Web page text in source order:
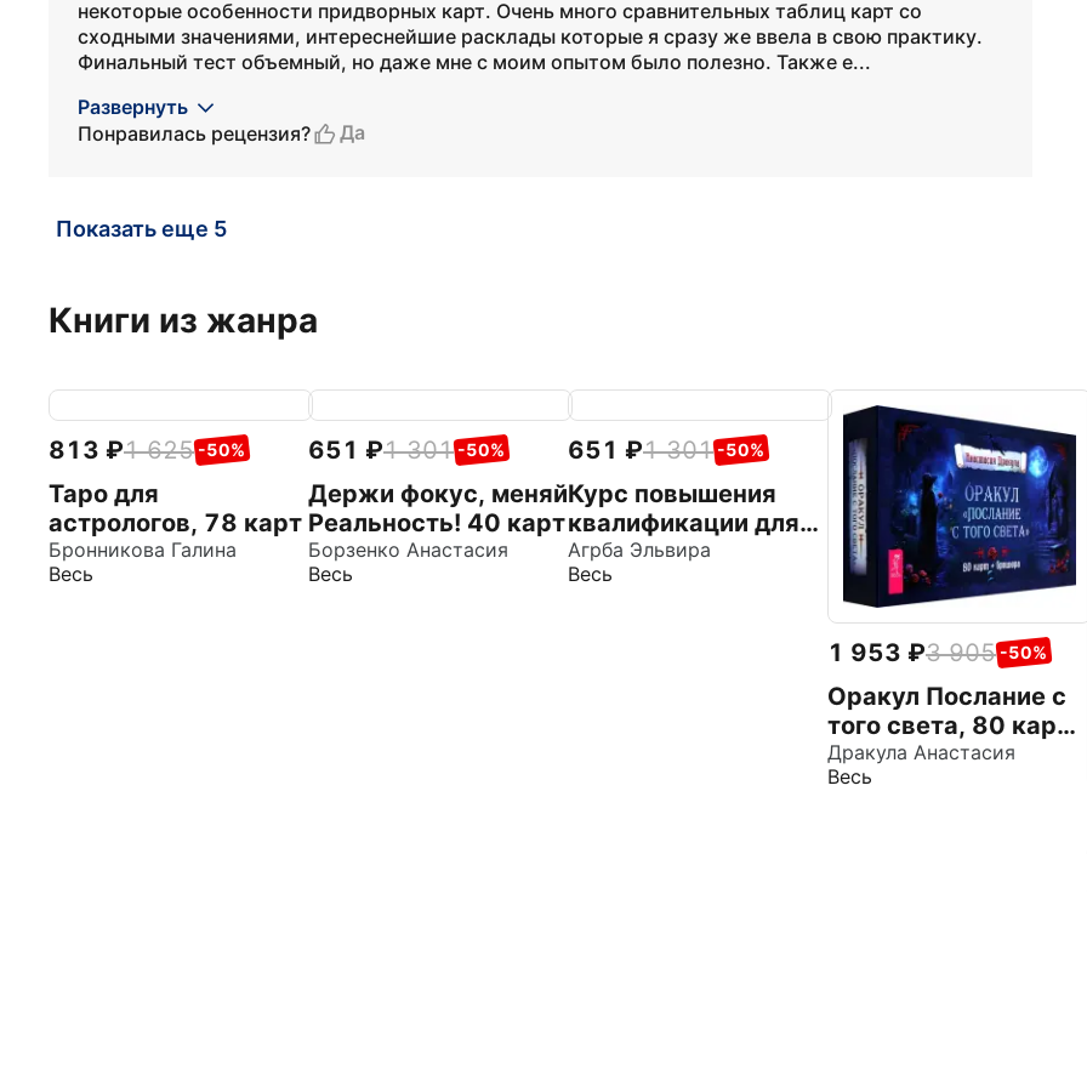
некоторые особенности придворных карт. Очень много сравнительных таблиц карт со
сходными значениями, интереснейшие расклады которые я сразу же ввела в свою практику.
Финальный тест объемный, но даже мне с моим опытом было полезно. Также е...
Развернуть
Понравилась рецензия?
Да
Показать еще 5
Книги из жанра
813 1 625 -50%
Таро для
астрологов, 78 карт
Бронникова Галина
Весь
651 1 301 -50%
Держи фокус, меняй
Реальность! 40 карт
Борзенко Анастасия
Весь
651 1 301 -50%
Курс повышения
квалификации для
таролога.
Психология, НЛП,
Агрба Эльвира
Весь
1 953 3 905 -50%
Оракул Послание с
того света, 80 карт
+ брошюра
Дракула Анастасия
Весь